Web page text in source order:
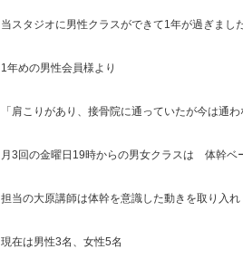
当スタジオに男性クラスができて1年が過ぎました
1年めの男性会員様より
「肩こりがあり、接骨院に通っていたが今は通
月3回の金曜日19時からの男女クラスは 体幹ベ
担当の大原講師は体幹を意識した動きを取り入
現在は男性3名、女性5名